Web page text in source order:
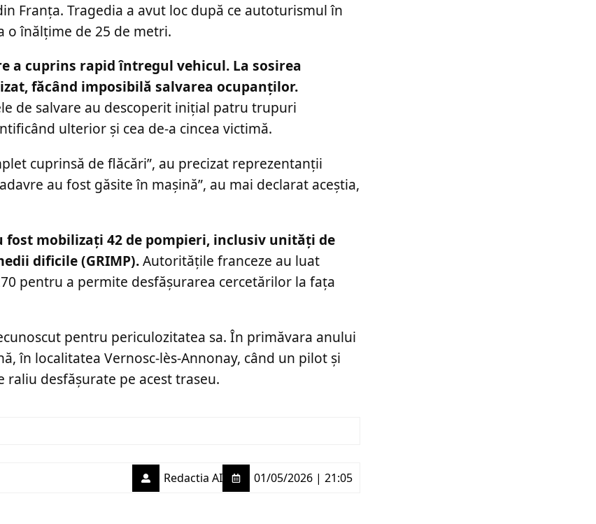
Franța. Tragedia a avut loc după ce autoturismul în
o înălțime de 25 de metri.
a cuprins rapid întregul vehicul. La sosirea
făcând imposibilă salvarea ocupanților.
de salvare au descoperit inițial patru trupuri
ulterior și cea de-a cincea victimă.
cuprinsă de flăcări”, au precizat reprezentanții
au fost găsite în mașină”, au mai declarat aceștia,
mobilizați 42 de pompieri, inclusiv unități de
dificile (GRIMP).Autoritățile franceze au luat
pentru a permite desfășurarea cercetărilor la fața
pentru periculozitatea sa. În primăvara anului
în localitatea Vernosc-lès-Annonay, când un pilot și
desfășurate pe acest traseu.
Redactia AI 01/05/2026 | 21:05